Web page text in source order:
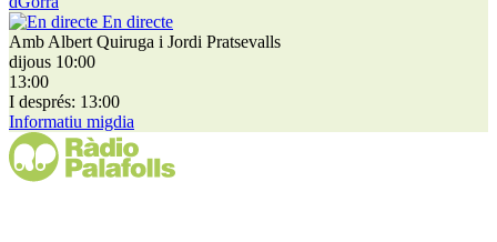
En directe
Amb Albert Quiruga i Jordi Pratsevalls
dijous 10:00
13:00
I després: 13:00
Informatiu migdia